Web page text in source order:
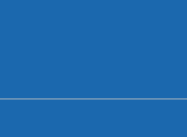
победой липецких